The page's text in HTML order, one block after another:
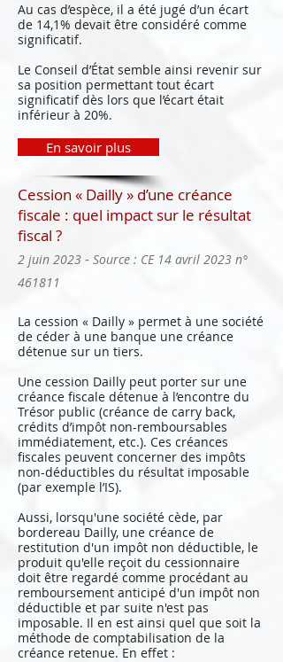
Au cas d’espèce, il a été jugé d’un écart
de 14,1% devait être considéré comme
significatif.
Le Conseil d’État semble ainsi revenir sur
sa position permettant tout écart
significatif dès lors que l’écart était
inférieur à 20%.
En savoir plus
Cession « Dailly » d’une créance
fiscale : quel impact sur le résultat
fiscal ?
2 juin 2023 - Source : CE 14 avril 2023 n°
461811
La cession « Dailly » permet à une société
de céder à une banque une créance
détenue sur un tiers.
Une cession Dailly peut porter sur une
créance fiscale détenue à l’encontre du
Trésor public (créance de carry back,
crédits d’impôt non-remboursables
immédiatement, etc.). Ces créances
fiscales peuvent concerner des impôts
non-déductibles du résultat imposable
(par exemple l’IS).
Aussi, lorsqu'une société cède, par
bordereau Dailly, une créance de
restitution d'un impôt non déductible, le
produit qu'elle reçoit du cessionnaire
doit être regardé comme procédant au
remboursement anticipé d'un impôt non
déductible et par suite n'est pas
imposable. Il en est ainsi quel que soit la
méthode de comptabilisation de la
créance retenue. En effet :